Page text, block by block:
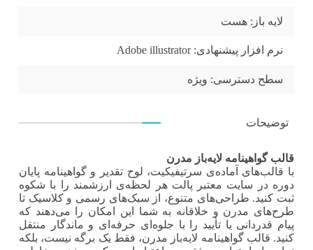
لایه باز: هست
نرم افزار پیشنهادی: Adobe illustrator
سطح دسترسی: ویژه
توضیحات
قالب گواهینامه لایه‌باز مدرن
با قالب‌های آماده‌ی سرتیفیکیت، لوح تقدیر و گواهینامه پایان
دوره در سایت معتبر پالت هر لحظه‌ی ارزشمند را با شکوه
ثبت کنید. طراحی‌های متنوع، از سبک‌های رسمی و کلاسیک تا
طرح‌های مدرن و خلاقانه به شما این امکان را می‌دهند که
پیام قدردانی یا تأیید را با جلوه‌ای حرفه‌ای و ماندگار منتقل
کنید. قالب گواهینامه لایه‌باز مدرن، فقط یک برگه نیست، بلکه